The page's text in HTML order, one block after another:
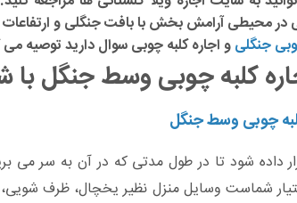
محیطی آرامش بخش با بافت جنگلی و ارتفاعات
جنگلیو اجاره کلبه چوبی سوال دارید توصیه می
کلبه چوبی وسط جنگلبا
چوبی وسط جنگل
داده شود تا در طول مدتی که در آن به سر می
شماست وسایل منزل نظیر یخچال، ظرف شویی،